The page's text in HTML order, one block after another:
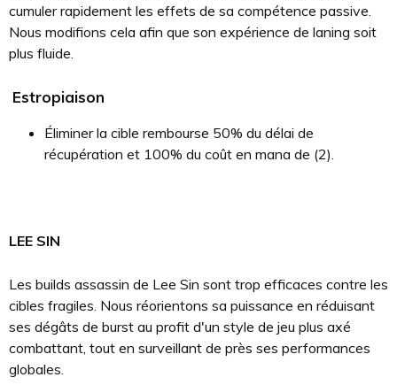
cumuler rapidement les effets de sa compétence passive.
Nous modifions cela afin que son expérience de laning soit
plus fluide.
Estropiaison
Éliminer la cible rembourse 50% du délai de
récupération et 100% du coût en mana de (2).
LEE SIN
Les builds assassin de Lee Sin sont trop efficaces contre les
cibles fragiles. Nous réorientons sa puissance en réduisant
ses dégâts de burst au profit d'un style de jeu plus axé
combattant, tout en surveillant de près ses performances
globales.